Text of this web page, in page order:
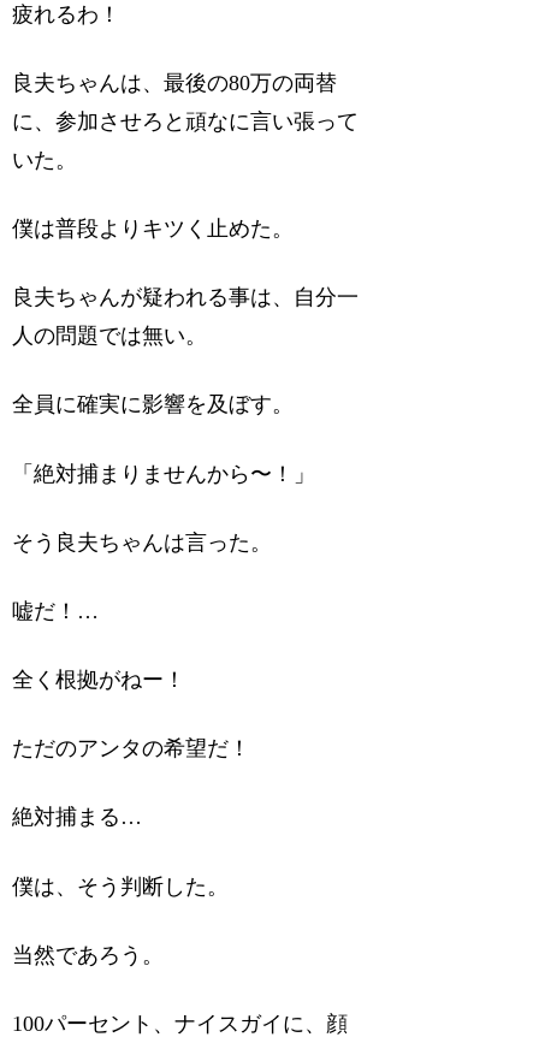
疲れるわ！
良夫ちゃんは、最後の80万の両替
に、参加させろと頑なに言い張って
いた。
僕は普段よりキツく止めた。
良夫ちゃんが疑われる事は、自分一
人の問題では無い。
全員に確実に影響を及ぼす。
「絶対捕まりませんから〜！」
そう良夫ちゃんは言った。
嘘だ！…
全く根拠がねー！
ただのアンタの希望だ！
絶対捕まる…
僕は、そう判断した。
当然であろう。
100パーセント、ナイスガイに、顔